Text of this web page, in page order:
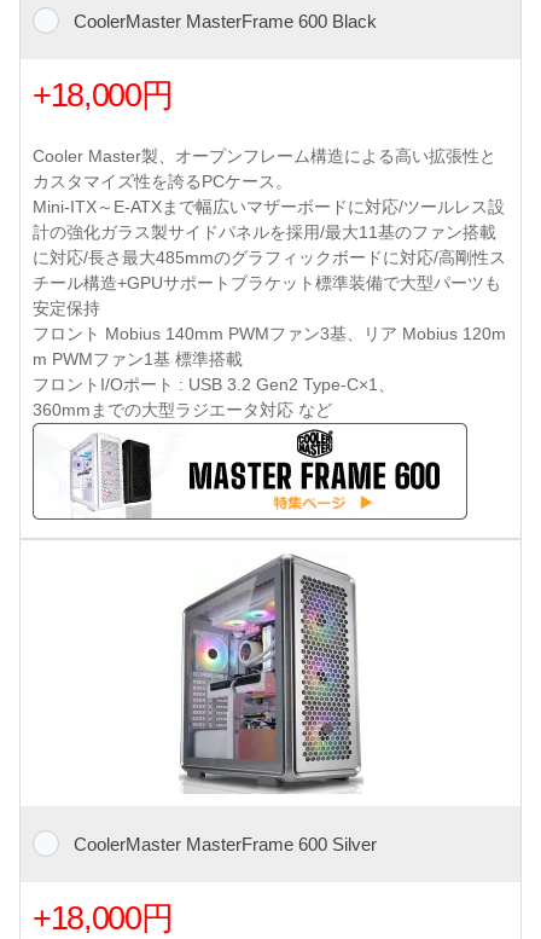
CoolerMaster MasterFrame 600 Black
+18,000円
Cooler Master製、オープンフレーム構造による高い拡張性と
カスタマイズ性を誇るPCケース。
Mini-ITX～E-ATXまで幅広いマザーボードに対応/ツールレス設
計の強化ガラス製サイドパネルを採用/最大11基のファン搭載
に対応/長さ最大485mmのグラフィックボードに対応/高剛性ス
チール構造+GPUサポートブラケット標準装備で大型パーツも
安定保持
フロント Mobius 140mm PWMファン3基、リア Mobius 120m
m PWMファン1基 標準搭載
フロントI/Oポート : USB 3.2 Gen2 Type-C×1、
360mmまでの大型ラジエータ対応 など
CoolerMaster MasterFrame 600 Silver
+18,000円